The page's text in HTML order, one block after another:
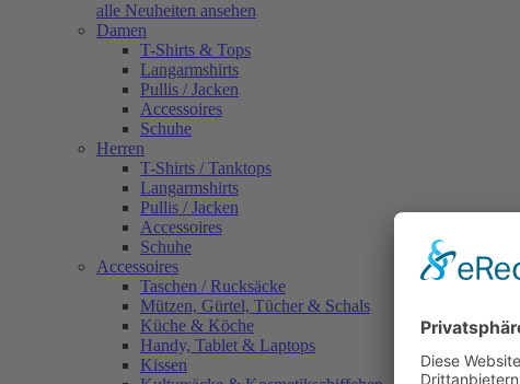
alle Neuheiten ansehen
Damen
T-Shirts & Tops
Langarmshirts
Pullis / Jacken
Accessoires
Schuhe
Herren
T-Shirts / Tanktops
Langarmshirts
Pullis / Jacken
Accessoires
Schuhe
Accessoires
Taschen / Rucksäcke
Mützen, Gürtel, Tücher & Schals
Küche & Köche
Handy, Tablet & Laptops
Kissen